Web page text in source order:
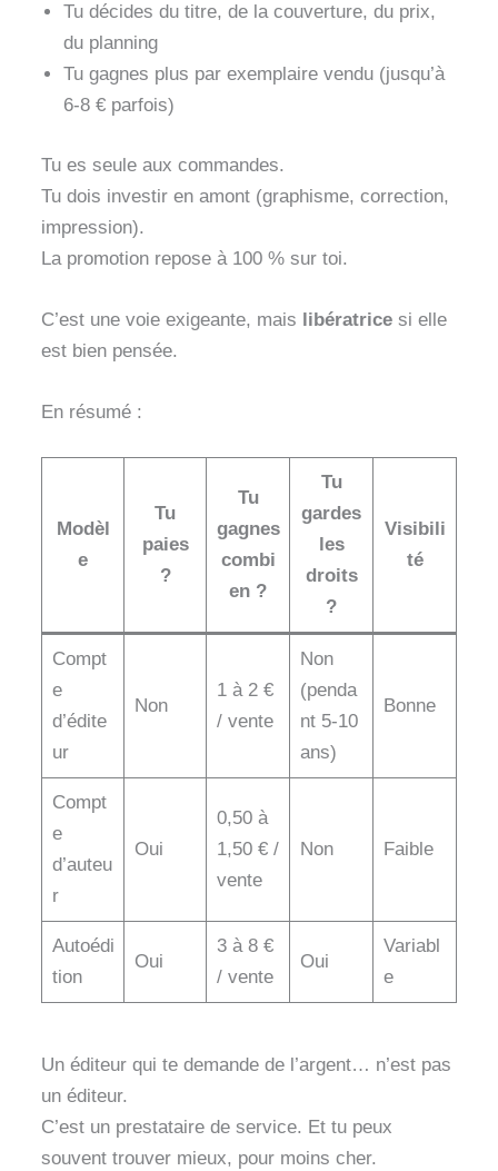
Tu décides du titre, de la couverture, du prix,
du planning
Tu gagnes plus par exemplaire vendu (jusqu’à
6-8 € parfois)
Tu es seule aux commandes.
Tu dois investir en amont (graphisme, correction,
impression).
La promotion repose à 100 % sur toi.
C’est une voie exigeante, mais libératrice si elle
est bien pensée.
En résumé :
Modèl
e
Tu
paies
?
Tu
gagnes
combi
en ?
Tu
gardes
les
droits
?
Visibili
té
Compt
e
d’édite
ur
Non
1 à 2 €
/ vente
Non
(penda
nt 5-10
ans)
Bonne
Compt
e
d’auteu
r
Oui
0,50 à
1,50 € /
vente
Non Faible
Autoédi
tion
Oui
3 à 8 €
/ vente
Oui
Variabl
e
Un éditeur qui te demande de l’argent… n’est pas
un éditeur.
C’est un prestataire de service. Et tu peux
souvent trouver mieux, pour moins cher.